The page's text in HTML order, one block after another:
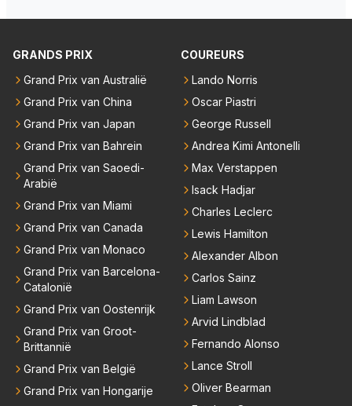
mogelijkheden. Het ouderwetse racen waarbij de ma
ebouwd worden zie ik Max het nog wel langer volho
uden dan dat hij op dit moment beweerd. Dan kan hij
zijn talenten en uitzonderlijke klasse laten zien en he
eft daar enorm veel lol aan.
GRANDS PRIX
Grand Prix van Australië
Grand Prix van China
Grand Prix van Japan
Grand Prix van Bahrein
Grand Prix van Saoedi-
Arabië
Grand Prix van Miami
Grand Prix van Canada
Grand Prix van Monaco
Grand Prix van Barcelona-
Catalonië
Grand Prix van Oostenrijk
Grand Prix van Groot-
Brittannië
Grand Prix van België
Grand Prix van Hongarije
COUREURS
Lando Norris
Oscar Piastri
George Russell
Andrea Kimi Antonelli
Max Verstappen
Isack Hadjar
Charles Leclerc
Lewis Hamilton
Alexander Albon
Carlos Sainz
Liam Lawson
Arvid Lindblad
Fernando Alonso
Lance Stroll
Oliver Bearman